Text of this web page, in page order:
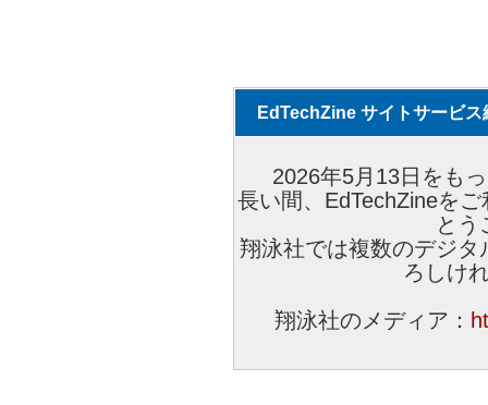
EdTechZine サイトサービス
2026年5月13日をも
長い間、EdTechZineを
とう
翔泳社では複数のデジ
ろしけ
翔泳社のメディア：